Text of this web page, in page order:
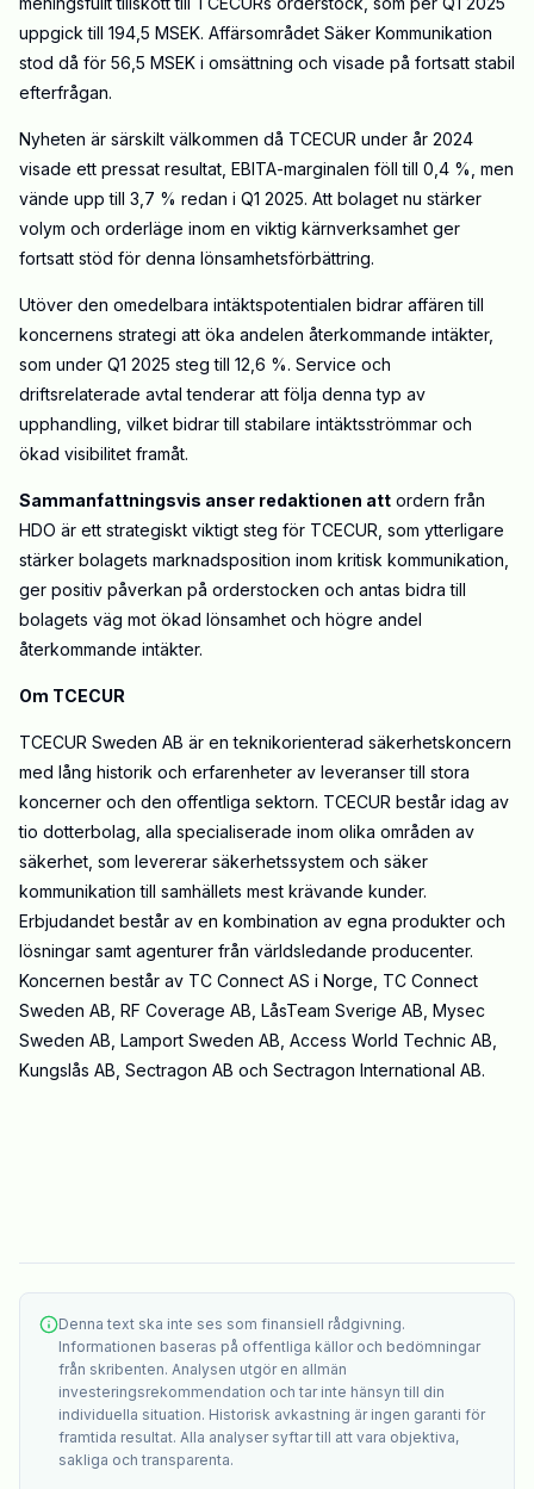
uppgick till 194,5 MSEK. Affärsområdet Säker Kommunikation
stod då för 56,5 MSEK i omsättning och visade på fortsatt stabil
efterfrågan.
Nyheten är särskilt välkommen då TCECUR under år 2024
visade ett pressat resultat, EBITA-marginalen föll till 0,4 %, men
vände upp till 3,7 % redan i Q1 2025. Att bolaget nu stärker
volym och orderläge inom en viktig kärnverksamhet ger
fortsatt stöd för denna lönsamhetsförbättring.
Utöver den omedelbara intäktspotentialen bidrar affären till
koncernens strategi att öka andelen återkommande intäkter,
som under Q1 2025 steg till 12,6 %. Service och
driftsrelaterade avtal tenderar att följa denna typ av
upphandling, vilket bidrar till stabilare intäktsströmmar och
ökad visibilitet framåt.
Sammanfattningsvis anser redaktionen att ordern från
HDO är ett strategiskt viktigt steg för TCECUR, som ytterligare
stärker bolagets marknadsposition inom kritisk kommunikation,
ger positiv påverkan på orderstocken och antas bidra till
bolagets väg mot ökad lönsamhet och högre andel
återkommande intäkter.
Om TCECUR
TCECUR Sweden AB är en teknikorienterad säkerhetskoncern
med lång historik och erfarenheter av leveranser till stora
koncerner och den offentliga sektorn. TCECUR består idag av
tio dotterbolag, alla specialiserade inom olika områden av
säkerhet, som levererar säkerhetssystem och säker
kommunikation till samhällets mest krävande kunder.
Erbjudandet består av en kombination av egna produkter och
lösningar samt agenturer från världsledande producenter.
Koncernen består av TC Connect AS i Norge, TC Connect
Sweden AB, RF Coverage AB, LåsTeam Sverige AB, Mysec
Sweden AB, Lamport Sweden AB, Access World Technic AB,
Kungslås AB, Sectragon AB och Sectragon International AB.
Denna text ska inte ses som finansiell rådgivning.
Informationen baseras på offentliga källor och bedömningar
från skribenten. Analysen utgör en allmän
investeringsrekommendation och tar inte hänsyn till din
individuella situation. Historisk avkastning är ingen garanti för
framtida resultat. Alla analyser syftar till att vara objektiva,
sakliga och transparenta.